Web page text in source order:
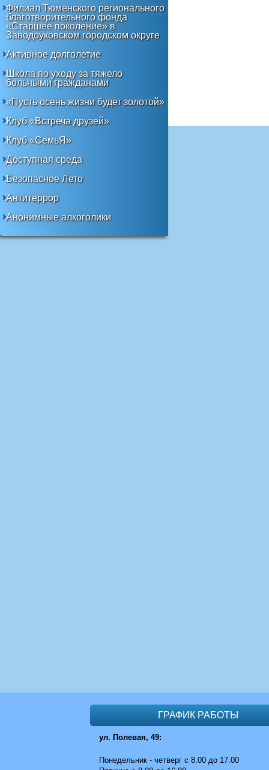
Филиал Тюменского регионального
благотворительного фонда
«Старшее поколение» в
Заводоуковском городском округе
Активное долголетие
Школа по уходу за тяжело
больными гражданами
«Пусть осень жизни будет золотой»
Клуб «Встреча друзей»
Клуб «СемьЯ»
Доступная среда
Безопасное Лето
Антитеррор
Анонимные алкоголики
ГРАФИК РАБОТЫ
ул. Полевая, 49:
Понедельник - четверг с 8.00 до 17.00